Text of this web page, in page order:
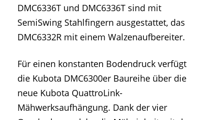
DMC6336T und DMC6336T sind mit
SemiSwing Stahlfingern ausgestattet, das
DMC6332R mit einem Walzenaufbereiter.
Für einen konstanten Bodendruck verfügt
die Kubota DMC6300er Baureihe über die
neue Kubota QuattroLink-
Mähwerksaufhängung. Dank der vier